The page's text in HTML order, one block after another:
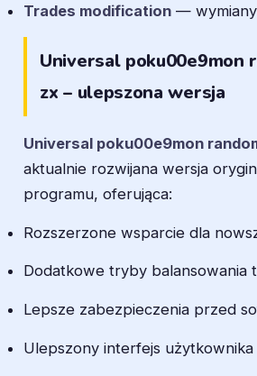
Trades modification —
Universal poku00e9mon
zx – ulepszona wersja
Universal poku00e9mon
aktualnie rozwijana wersja
programu, oferująca:
Rozszerzone wsparcie dla
Dodatkowe tryby balansowania
Lepsze zabezpieczenia przed
Ulepszony interfejs użytkownika